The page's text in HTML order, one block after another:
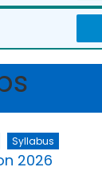
Syllabus
2026